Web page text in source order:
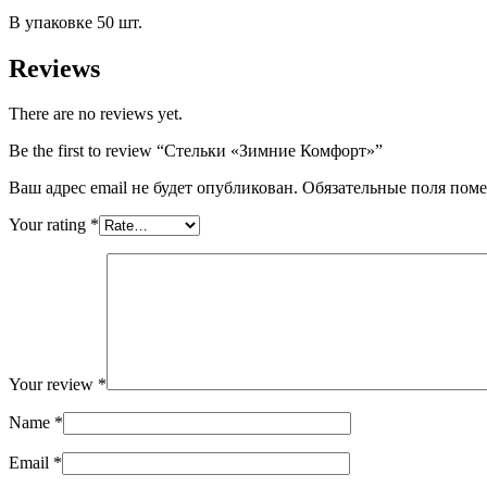
В упаковке 50 шт.
Reviews
There are no reviews yet.
Be the first to review “Стельки «Зимние Комфорт»”
Ваш адрес email не будет опубликован. Обязательные поля
Your rating *
Your review *
Name *
Email *